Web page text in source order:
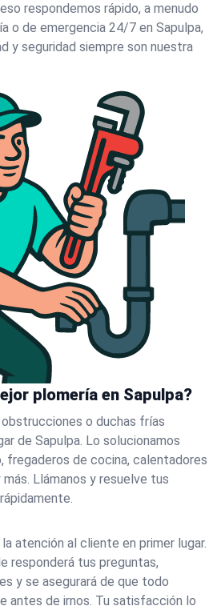
respondemos rápido, a menudo
o de emergencia 24/7 en Sapulpa,
y seguridad siempre son nuestra
plomería en Sapulpa?
o duchas frías
de Sapulpa. Lo solucionamos
fregaderos de cocina, calentadores
Llámanos y resuelve tus
atención al cliente en primer lugar.
responderá tus preguntas,
y se asegurará de que todo
antes de irnos. Tu satisfacción lo